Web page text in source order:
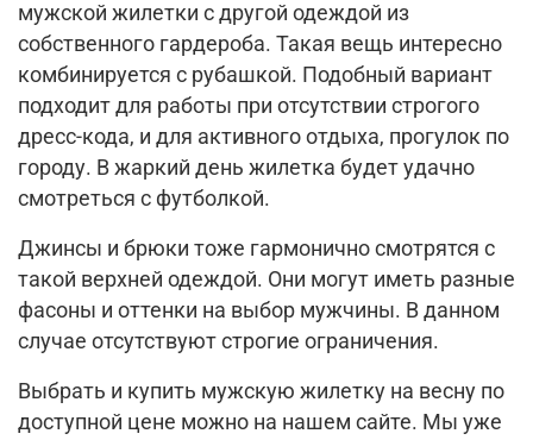
мужской жилетки с другой одеждой из
собственного гардероба. Такая вещь интересно
комбинируется с рубашкой. Подобный вариант
подходит для работы при отсутствии строгого
дресс-кода, и для активного отдыха, прогулок по
городу. В жаркий день жилетка будет удачно
смотреться с футболкой.
Джинсы и брюки тоже гармонично смотрятся с
такой верхней одеждой. Они могут иметь разные
фасоны и оттенки на выбор мужчины. В данном
случае отсутствуют строгие ограничения.
Выбрать и купить мужскую жилетку на весну по
доступной цене можно на нашем сайте. Мы уже